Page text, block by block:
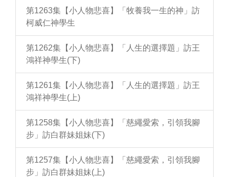
第1263集【小人物悲喜】「牧養我一生的神」訪
柯威仁神學生
第1262集【小人物悲喜】「人生的選擇題」訪王
鴻祥神學生(下)
第1261集【小人物悲喜】「人生的選擇題」訪王
鴻祥神學生(上)
第1258集【小人物悲喜】「慈繩愛索，引領我腳
步」訪白群妹姐妹(下)
第1257集【小人物悲喜】「慈繩愛索，引領我腳
步」訪白群妹姐妹(上)